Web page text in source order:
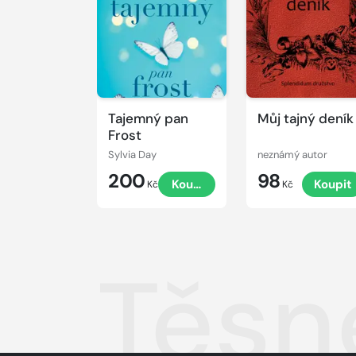
Tajemný pan
Frost
Sylvia Day
200 Kč Koupit
Můj tajný deník
neznámý autor
98 Kč Koupit